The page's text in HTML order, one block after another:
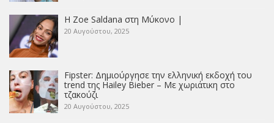
Η Zoe Saldana στη Μύκονο |
20 Αυγούστου, 2025
Fipster: Δημιούργησε την ελληνική εκδοχή του
trend της Hailey Bieber – Με χωριάτικη στο
τζακούζι
20 Αυγούστου, 2025